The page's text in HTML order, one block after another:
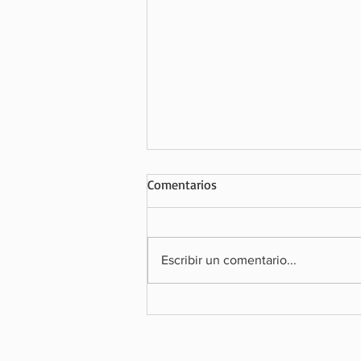
Comentarios
Escribir un comentario...